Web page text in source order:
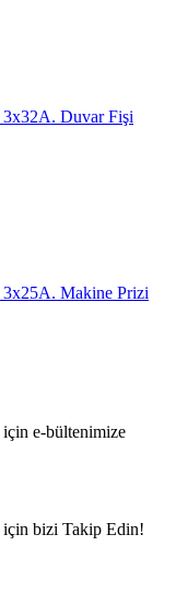
3x32A. Duvar Fişi
Makine Prizi
e-bültenimize
için bizi Takip Edin!